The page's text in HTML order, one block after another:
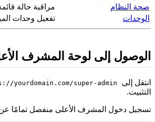
صحة النظام
مراقبة حالة
الوحدات
تفعيل وحدات
الوصول إلى لوحة المشرف
انتقل إلى yourdomain.com/super-admin
التثبيت.
تسجيل دخول المشرف الأعلى منفصل تمامًا